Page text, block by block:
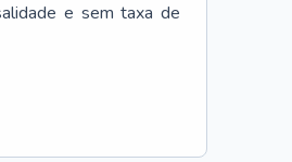
e sem taxa de